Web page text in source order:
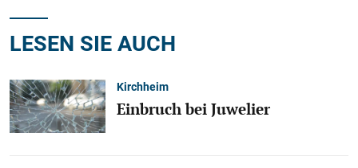
LESEN SIE AUCH
Kirchheim
Einbruch bei Juwelier